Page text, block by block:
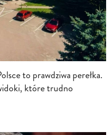
to prawdziwa perełka.
które trudno